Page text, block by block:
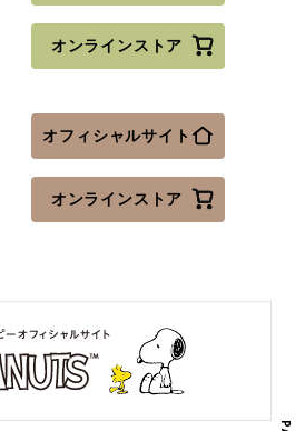
オンラインストア
オフィシャルサイト
オンラインストア